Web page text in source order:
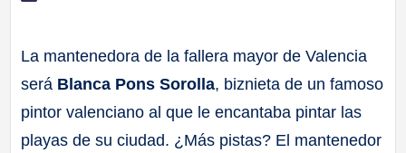
La mantenedora de la fallera mayor de Valencia
será Blanca Pons Sorolla, biznieta de un famoso
pintor valenciano al que le encantaba pintar las
playas de su ciudad. ¿Más pistas? El mantenedor